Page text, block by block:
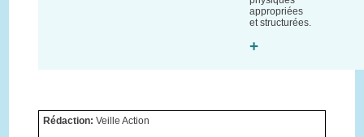
appropriées
et structurées.
+
Rédaction: Veille Action